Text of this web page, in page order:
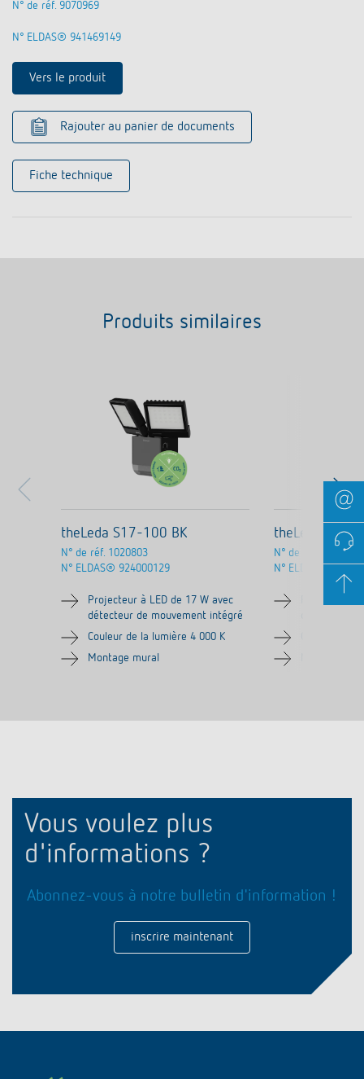
N° de réf. 9070969
N° ELDAS® 941469149
Vers le produit
Rajouter au panier de documents
Fiche technique
Produits similaires
theLeda S17-100 BK
N° de réf. 1020803
N° ELDAS® 924000129
Projecteur à LED de 17 W avec
détecteur de mouvement intégré
Couleur de la lumière 4 000 K
Montage mural
theLeda S8-
N° de réf.
1020801
N° ELDAS®
Vous voulez plus
d'informations ?
Abonnez-vous à notre bulletin d'information !
inscrire maintenant